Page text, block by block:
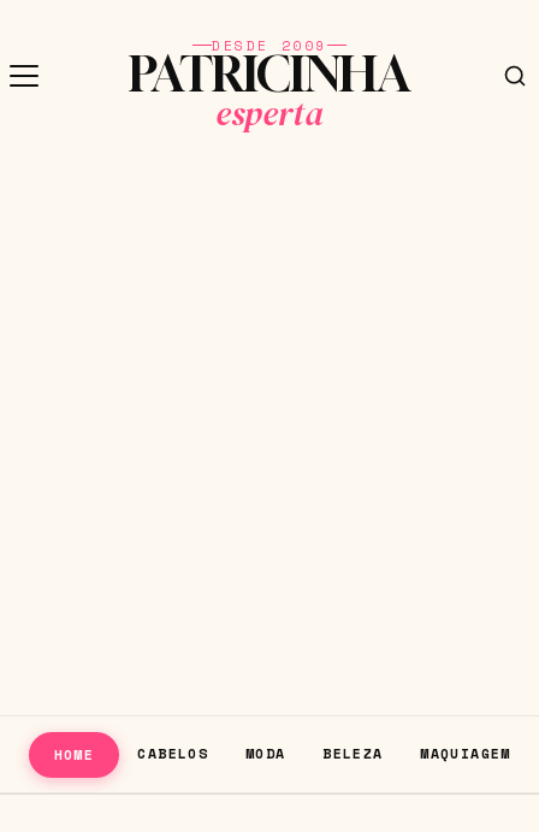
DESDE 2009
PATRICINHA
esperta
HOME CABELOS MODA BELEZA MAQUIAGEM